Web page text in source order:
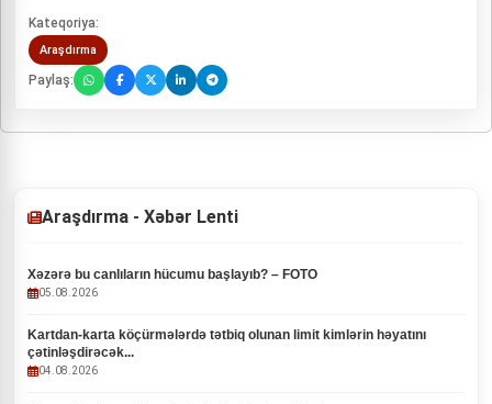
Kateqoriya:
Araşdırma
Paylaş:
Araşdırma - Xəbər Lenti
Xəzərə bu canlıların hücumu başlayıb? – FOTO
05.08.2026
Kartdan-karta köçürmələrdə tətbiq olunan limit kimlərin həyatını
çətinləşdirəcək...
04.08.2026